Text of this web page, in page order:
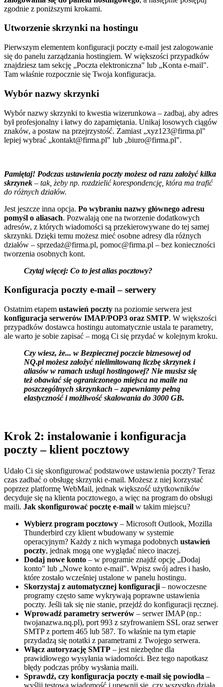
zgodnie z poniższymi krokami.
Utworzenie skrzynki na hostingu
Pierwszym elementem konfiguracji poczty e-mail jest zalogowanie
się do panelu zarządzania hostingiem. W większości przypadków
znajdziesz tam sekcję „Poczta elektroniczna" lub „Konta e-mail".
Tam właśnie rozpocznie się Twoja konfiguracja.
Wybór nazwy skrzynki
Wybór nazwy skrzynki to kwestia wizerunkowa – zadbaj, aby adres
był profesjonalny i łatwy do zapamiętania. Unikaj losowych ciągów
znaków, a postaw na przejrzystość. Zamiast „xyz123@firma.pl"
lepiej wybrać „kontakt@firma.pl" lub „biuro@firma.pl".
Pamiętaj! Podczas ustawienia poczty możesz od razu założyć kilka
skrzynek – tak, żeby np. rozdzielić korespondencję, która ma trafić
do różnych działów.
Jest jeszcze inna opcja. Po wybraniu nazwy głównego adresu
pomyśl o aliasach. Pozwalają one na tworzenie dodatkowych
adresów, z których wiadomości są przekierowywane do tej samej
skrzynki. Dzięki temu możesz mieć osobne adresy dla różnych
działów – sprzedaż@firma.pl, pomoc@firma.pl – bez konieczności
tworzenia osobnych kont.
Czytaj więcej: Co to jest alias pocztowy?
Konfiguracja poczty e-mail – serwery
Ostatnim etapem ustawień poczty na poziomie serwera jest
konfiguracja serwerów IMAP/POP3 oraz SMTP. W większości
przypadków dostawca hostingu automatycznie ustala te parametry,
ale warto je sobie zapisać – mogą Ci się przydać w kolejnym kroku.
Czy wiesz, że... w Bezpiecznej poczcie biznesowejod
NQ.pl możesz założyć nielimitowaną liczbę skrzynek i
aliasów w ramach usługi hostingowej? Nie musisz się
też obawiać się ograniczonego miejsca na maile na
poszczególnych skrzynkach – zapewniamy pełną
elastyczność i możliwość skalowania do 3000 GB.
Krok 2: instalowanie i konfiguracja
poczty – klient pocztowy
Udało Ci się skonfigurować podstawowe ustawienia poczty? Teraz
czas zadbać o obsługę skrzynki e-mail. Możesz z niej korzystać
poprzez platformę WebMail, jednak większość użytkowników
decyduje się na klienta pocztowego, a więc na program do obsługi
maili. Jak skonfigurować pocztę e-mail w takim miejscu?
Wybierz program pocztowy – Microsoft Outlook, Mozilla
Thunderbird czy klient wbudowany w systemie
operacyjnym? Każdy z nich wymaga podobnych ustawień
poczty, jednak mogą one wyglądać nieco inaczej.
Dodaj nowe konto – w programie znajdź opcję „Dodaj
konto" lub „Nowe konto e-mail". Wpisz swój adres i hasło,
które zostało wcześniej ustalone w panelu hostingu.
Skorzystaj z automatycznej konfiguracji – nowoczesne
programy często same wykrywają poprawne ustawienia
poczty. Jeśli tak się nie stanie, przejdź do konfiguracji ręcznej.
Wprowadź parametry serwerów – serwer IMAP (np.:
twojanazwa.nq.pl), port 993 z szyfrowaniem SSL oraz serwer
SMTP z portem 465 lub 587. To właśnie na tym etapie
przydadzą się notatki z parametrami z Twojego serwera.
Włącz autoryzację SMTP – jest niezbędne dla
prawidłowego wysyłania wiadomości. Bez tego napotkasz
błędy podczas próby wysłania maili.
Sprawdź, czy konfiguracja poczty e-mail się powiodła –
wyślij testową wiadomość i upewnij się, czy wszystko działa